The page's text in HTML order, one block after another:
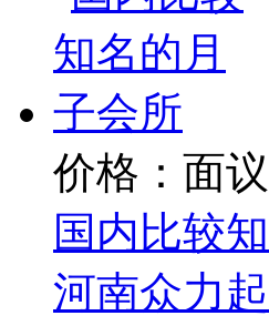
价格：面议
国内比较
河南众力